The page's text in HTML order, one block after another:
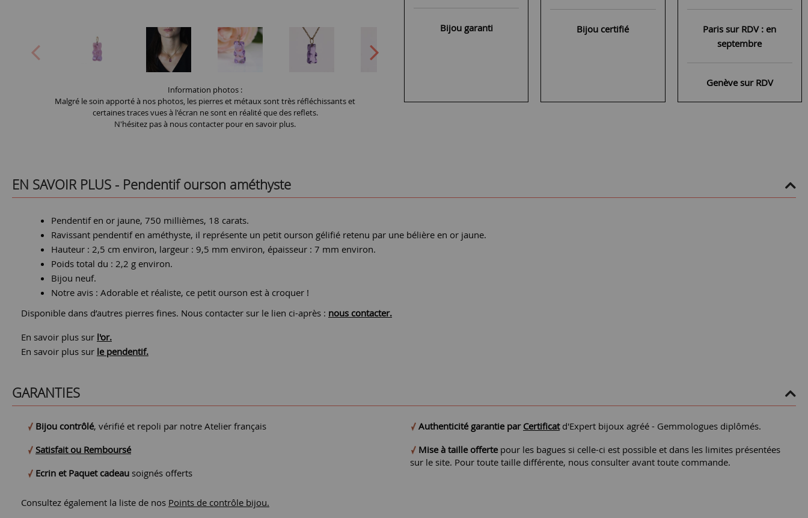
Information photos :
Malgré le soin apporté à nos photos, les pierres et métaux sont très réfléchissants et
certaines traces vues à l'écran ne sont en réalité que des reflets.
N'hésitez pas à nous contacter pour en savoir plus.
Bijou garanti Bijou certifié
Paris sur RDV : en
septembre
Genève sur RDV
EN SAVOIR PLUS - Pendentif ourson améthyste
Pendentif en or jaune, 750 millièmes, 18 carats.
Ravissant pendentif en améthyste, il représente un petit ourson gélifié retenu par une bélière en or jaune.
Hauteur : 2,5 cm environ, largeur : 9,5 mm environ, épaisseur : 7 mm environ.
Poids total du : 2,2 g environ.
Bijou neuf.
Notre avis : Adorable et réaliste, ce petit ourson est à croquer !
Disponible dans d’autres pierres fines. Nous contacter sur le lien ci-après : nous contacter.
En savoir plus sur l'or.
En savoir plus sur le pendentif.
GARANTIES
Bijou contrôlé, vérifié et repoli par notre Atelier français Authenticité garantie par Certificatd'Expert bijoux agréé - Gemmologues diplômés.
Satisfait ou Remboursé
Mise à taille offertepour les bagues si celle-ci est possible et dans les limites présentées
sur le site. Pour toute taille différente, nous consulter avant toute commande.
Ecrin et Paquet cadeau soignés offerts
Consultez également la liste de nos Points de contrôle bijou.